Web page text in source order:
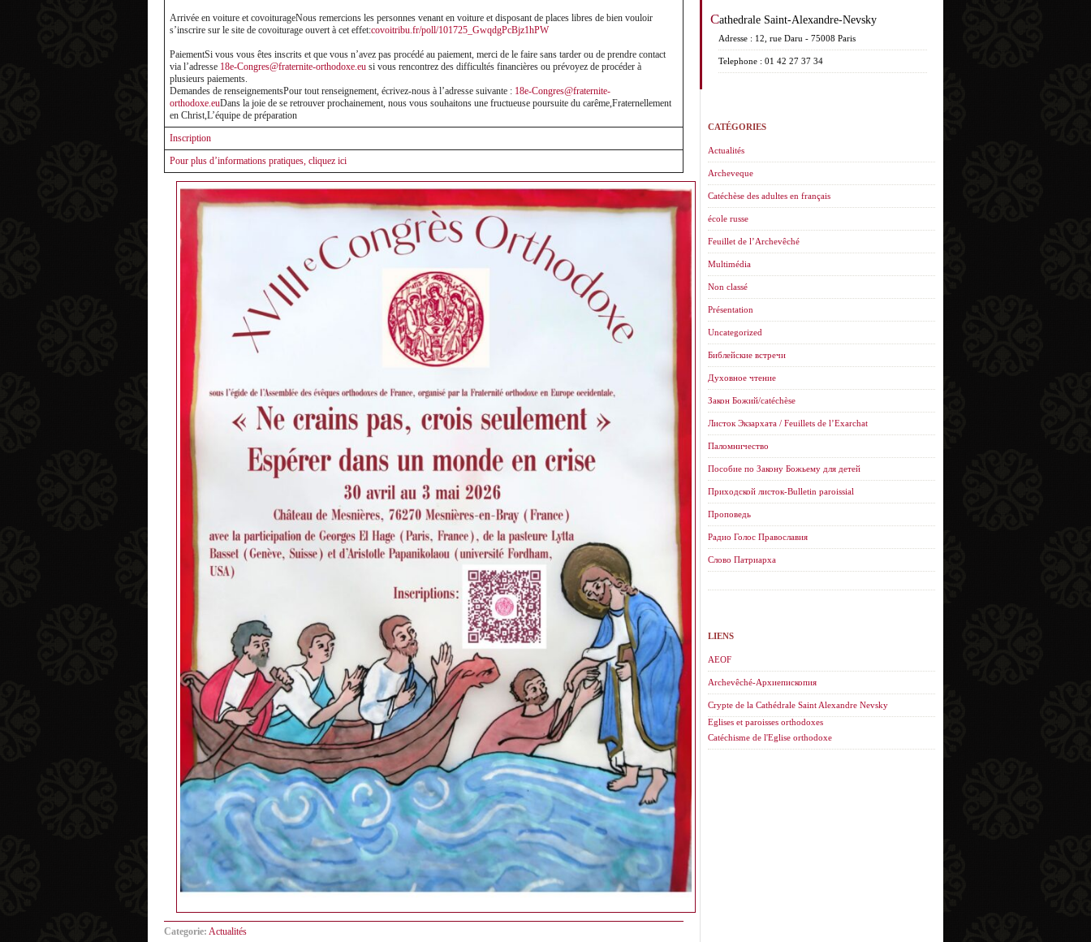
Arrivée en voiture et covoiturageNous remercions les personnes venant en voiture et disposant de places libres de bien vouloir
s’inscrire sur le site de covoiturage ouvert à cet effet:covoitribu.fr/poll/101725_GwqdgPcBjz1hPW
PaiementSi vous vous êtes inscrits et que vous n’avez pas procédé au paiement, merci de le faire sans tarder ou de prendre contact
via l’adresse 18e-Congres@fraternite-orthodoxe.eu si vous rencontrez des difficultés financières ou prévoyez de procéder à
plusieurs paiements.
Demandes de renseignementsPour tout renseignement, écrivez-nous à l’adresse suivante : 18e-Congres@fraternite-
orthodoxe.euDans la joie de se retrouver prochainement, nous vous souhaitons une fructueuse poursuite du carême,Fraternellement
en Christ,L’équipe de préparation
Inscription
Pour plus d’informations pratiques, cliquez ici
Categorie: Actualités
Cathedrale Saint-Alexandre-Nevsky
Adresse : 12, rue Daru - 75008 Paris
Telephone : 01 42 27 37 34
CATÉGORIES
Actualités
Archeveque
Catéchèse des adultes en français
école russe
Feuillet de l’Archevêché
Multimédia
Non classé
Présentation
Uncategorized
Библейские встречи
Духовное чтение
Закон Божий/catéchèse
Листок Экзархата / Feuillets de l’Еxarchat
Паломничество
Пособие по Закону Божьему для детей
Приходской листок-Bulletin paroissial
Проповедь
Радио Голос Православия
Слово Патриарха
LIENS
AEOF
Archevêché-Архиепископия
Crypte de la Cathédrale Saint Alexandre Nevsky
Eglises et paroisses orthodoxes
Catéchisme de l'Eglise orthodoxe